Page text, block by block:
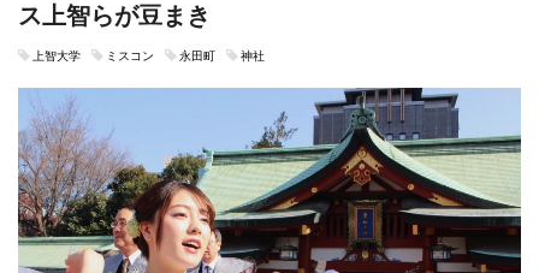
ス上智らが豆まき
上智大学 ミスコン 永田町 神社